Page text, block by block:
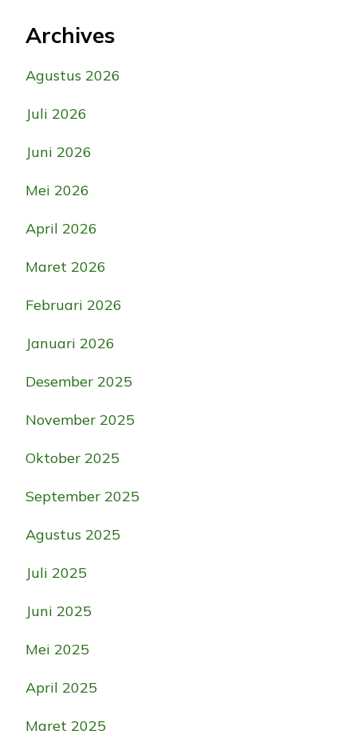
Archives
Agustus 2026
Juli 2026
Juni 2026
Mei 2026
April 2026
Maret 2026
Februari 2026
Januari 2026
Desember 2025
November 2025
Oktober 2025
September 2025
Agustus 2025
Juli 2025
Juni 2025
Mei 2025
April 2025
Maret 2025